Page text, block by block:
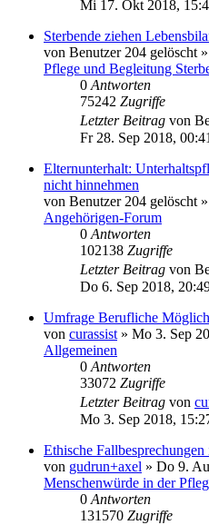
Mi 17. Okt 2018,
Sterbende ziehen
von Benutzer 204 gelöscht »
Pflege und Begleitung
0 Antworten
75242 Zugriffe
Letzter Beitrag von
Fr 28. Sep 2018, 00:41
Elternunterhalt:
nicht hinnehmen
von Benutzer 204 gelöscht »
Angehörigen-Forum
0 Antworten
102138 Zugriffe
Letzter Beitrag von
Do 6. Sep 2018,
Umfrage Berufliche
von curassist » Mo 3. Sep
Allgemeinen
0 Antworten
33072 Zugriffe
Letzter Beitrag von
Mo 3. Sep 2018,
Ethische
von gudrun+axel » Do 9.
Menschenwürde in der
0 Antworten
131570 Zugriffe